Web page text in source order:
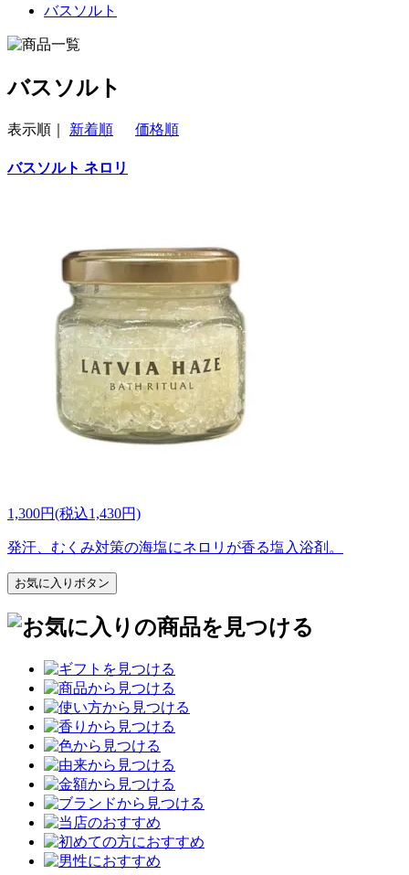
バスソルト
バスソルト
表示順｜ 新着順 価格順
バスソルト ネロリ
1,300円(税込1,430円)
発汗、むくみ対策の海塩にネロリが香る塩入浴剤。
お気に入りボタン